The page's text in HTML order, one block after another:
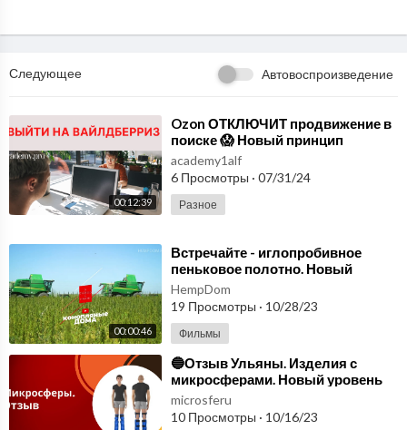
Следующее Автовоспроизведение
00:12:39
⁣Ozon ОТКЛЮЧИТ продвижение в
поиске 😱 Новый принцип
АВТОРЕКЛАМЫ на Wildberries📌
Выйти на вайлдберриз.
academy1alf
6 Просмотры · 07/31/24
Разное
00:00:46
⁣Встречайте - иглопробивное
пеньковое полотно. Новый
стандарт в мире нетканых
материалов! hempshops
HempDom
19 Просмотры · 10/28/23
Фильмы
⁣🔵Отзыв Ульяны. Изделия с
микросферами. Новый уровень
комфорта и заботы о здоровье🔵
microsferu
10 Просмотры · 10/16/23